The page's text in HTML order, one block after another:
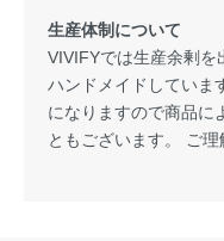
生産体制について
VIVIFYでは生産余剰
ハンドメイドしていま
になりますので商品に
ともございます。 ご理